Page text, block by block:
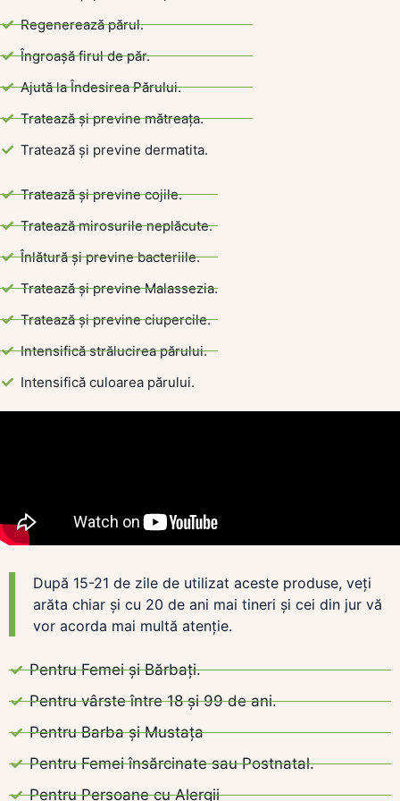
Regenerează părul.
Îngroașă firul de păr.
Ajută la Îndesirea Părului.
Tratează și previne mătreața.
Tratează și previne dermatita.
Tratează și previne cojile.
Tratează mirosurile neplăcute.
Înlătură și previne bacteriile.
Tratează și previne Malassezia.
Tratează și previne ciupercile.
Intensifică strălucirea părului.
Intensifică culoarea părului.
După 15-21 de zile de utilizat aceste produse, veți
arăta chiar și cu 20 de ani mai tineri și cei din jur vă
vor acorda mai multă atenție.
Pentru Femei și Bărbați.
Pentru vârste între 18 și 99 de ani.
Pentru Barba și Mustața
Pentru Femei însărcinate sau Postnatal.
Pentru Persoane cu Alergii